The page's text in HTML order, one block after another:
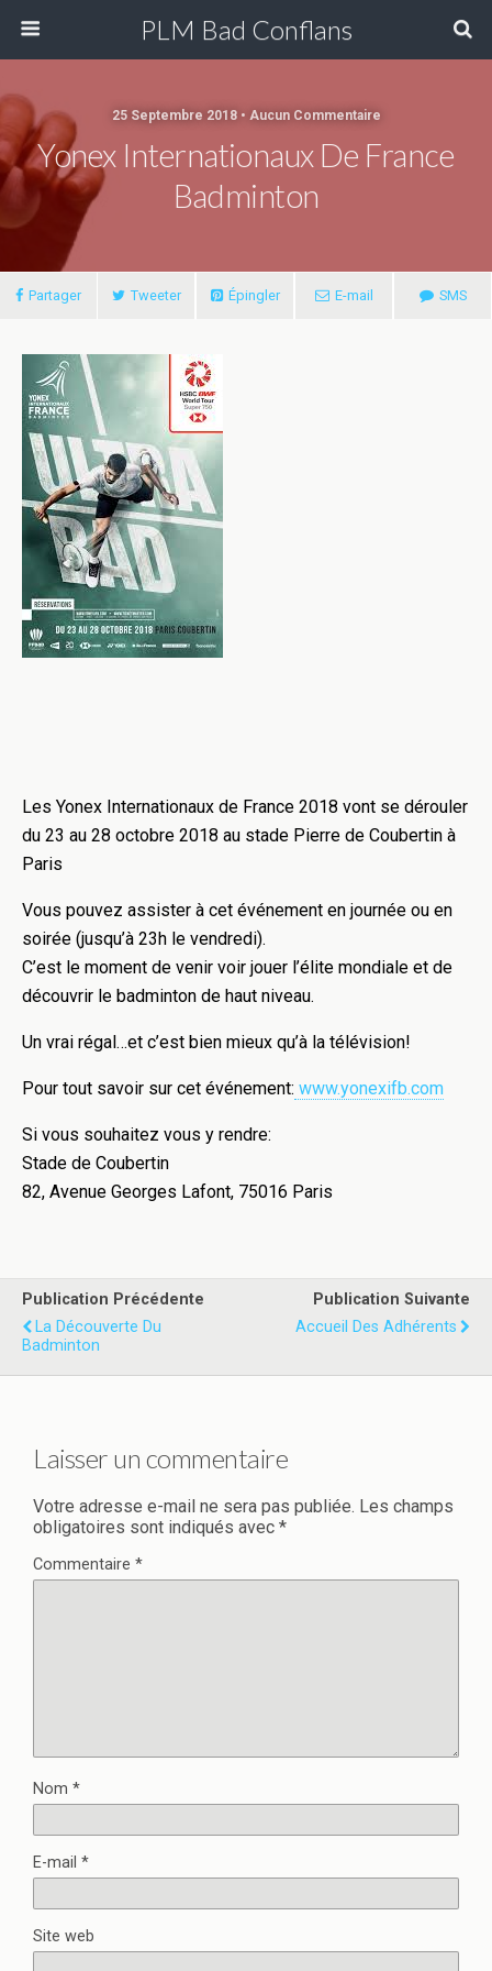
PLM Bad Conflans
25 Septembre 2018 • Aucun Commentaire
Yonex Internationaux De France
Badminton
Partager Tweeter Épingler E-mail SMS
Les Yonex Internationaux de France 2018 vont se dérouler
du 23 au 28 octobre 2018 au stade Pierre de Coubertin à
Paris
Vous pouvez assister à cet événement en journée ou en
soirée (jusqu’à 23h le vendredi).
C’est le moment de venir voir jouer l’élite mondiale et de
découvrir le badminton de haut niveau.
Un vrai régal…et c’est bien mieux qu’à la télévision!
Pour tout savoir sur cet événement: www.yonexifb.com
Si vous souhaitez vous y rendre:
Stade de Coubertin
82, Avenue Georges Lafont, 75016 Paris
Publication Précédente
La Découverte Du
Badminton
Publication Suivante
Accueil Des Adhérents
Laisser un commentaire
Votre adresse e-mail ne sera pas publiée. Les champs
obligatoires sont indiqués avec *
Commentaire *
Nom *
E-mail *
Site web